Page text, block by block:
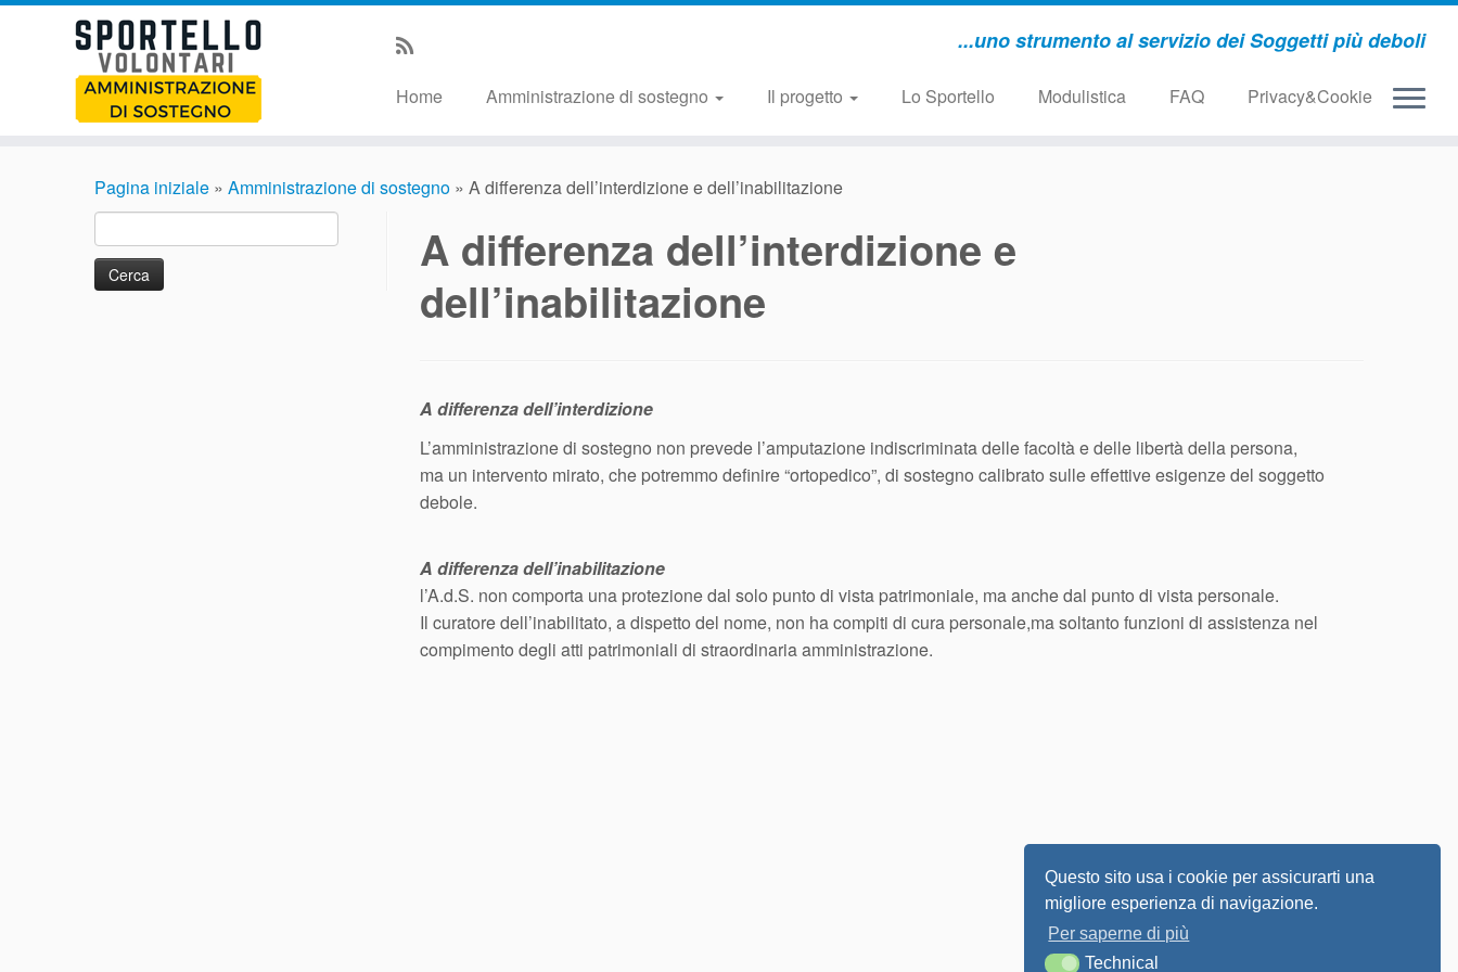
...uno strumento al servizio dei Soggetti più deboli
Home Amministrazione di sostegno Il progetto Lo Sportello Modulistica FAQ Privacy&Cookie
Pagina iniziale » Amministrazione di sostegno » A differenza dell’interdizione e dell’inabilitazione
per:
A differenza dell’interdizione e
dell’inabilitazione
A differenza dell’interdizione
L’amministrazione di sostegno non prevede l’amputazione indiscriminata delle facoltà e delle libertà della persona,
ma un intervento mirato, che potremmo definire “ortopedico”, di sostegno calibrato sulle effettive esigenze del soggetto
debole.
A differenza dell’inabilitazione
l’A.d.S. non comporta una protezione dal solo punto di vista patrimoniale, ma anche dal punto di vista personale.
Il curatore dell’inabilitato, a dispetto del nome, non ha compiti di cura personale,ma soltanto funzioni di assistenza nel
compimento degli atti patrimoniali di straordinaria amministrazione.
Questo sito usa i cookie per assicurarti una
migliore esperienza di navigazione.
Per saperne di più
TechnicalTechnical